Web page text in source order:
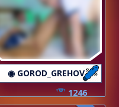
◉ GOROD_GREHOV
1246